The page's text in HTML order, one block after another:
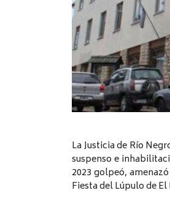
La Justicia de Río
suspenso e
2023 golpeó,
Fiesta del Lúpulo de